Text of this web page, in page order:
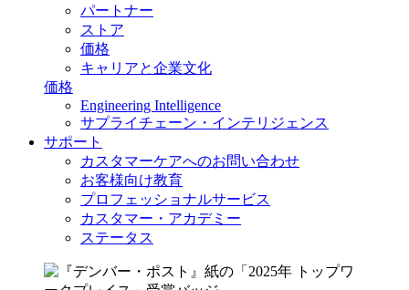
パートナー
ストア
価格
キャリアと企業文化
価格
Engineering Intelligence
サプライチェーン・インテリジェンス
サポート
カスタマーケアへのお問い合わせ
お客様向け教育
プロフェッショナルサービス
カスタマー・アカデミー
ステータス